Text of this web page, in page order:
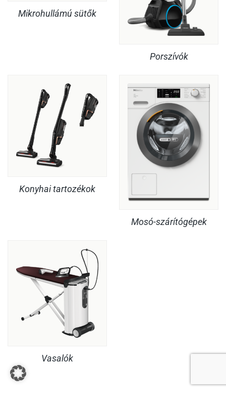
Mikrohullámú sütők
Porszívók
Konyhai tartozékok
Mosó-szárítógépek
Vasalók